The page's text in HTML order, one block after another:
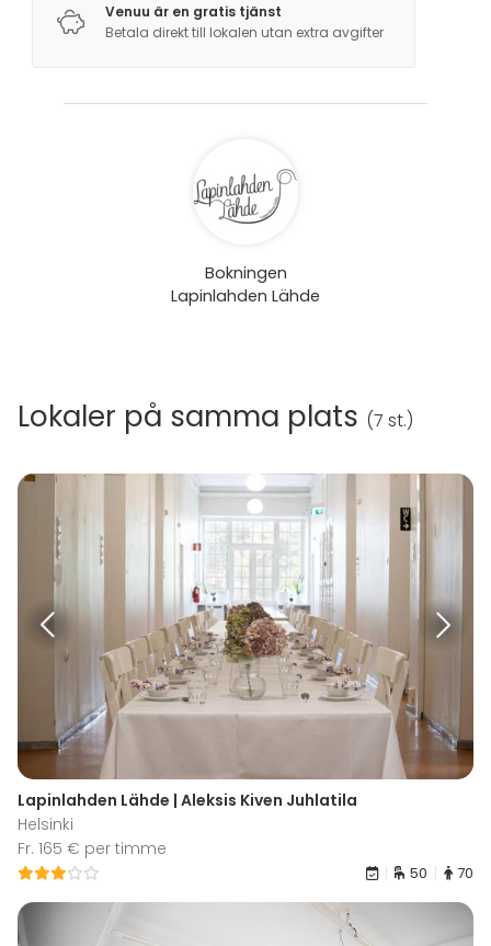
Venuu är en gratis tjänst
Betala direkt till lokalen utan extra avgifter
Bokningen
Lapinlahden Lähde
Lokaler på samma plats (7 st.)
Lapinlahden Lähde | Aleksis Kiven Juhlatila
Helsinki
Fr. 165 € per timme
50 70